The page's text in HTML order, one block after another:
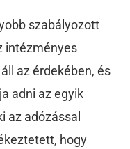
szabályozott
intézményes
az érdekében, és
adni az egyik
az adózással
hogy